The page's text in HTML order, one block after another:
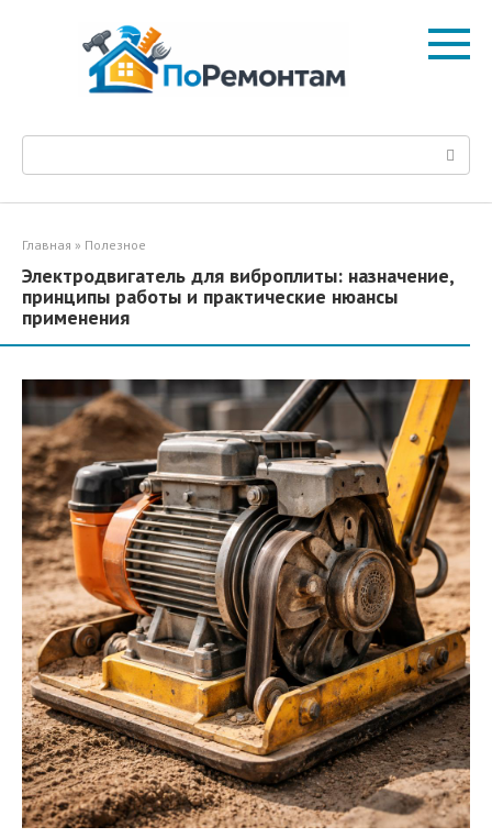
Поиск:
Главная » Полезное
Электродвигатель для виброплиты: назначение,
принципы работы и практические нюансы
применения